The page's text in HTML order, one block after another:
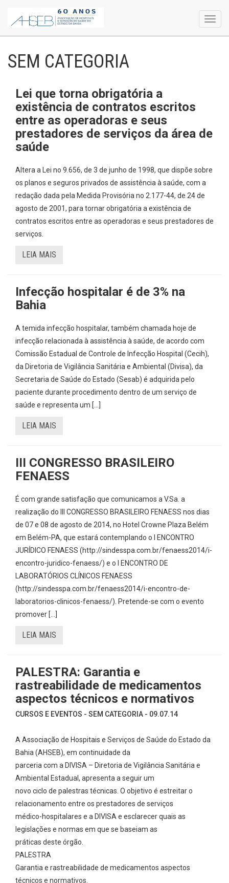
SEM CATEGORIA
Lei que torna obrigatória a
existência de contratos escritos
entre as operadoras e seus
prestadores de serviços da área de
saúde
Altera a Lei no 9.656, de 3 de junho de 1998, que dispõe sobre
os planos e seguros privados de assistência à saúde, com a
redação dada pela Medida Provisória no 2.177-44, de 24 de
agosto de 2001, para tornar obrigatória a existência de
contratos escritos entre as operadoras e seus prestadores de
serviços.
LEIA MAIS
Infecção hospitalar é de 3% na
Bahia
A temida infecção hospitalar, também chamada hoje de
infecção relacionada à assistência à saúde, de acordo com
Comissão Estadual de Controle de Infecção Hospital (Cecih),
da Diretoria de Vigilância Sanitária e Ambiental (Divisa), da
Secretaria de Saúde do Estado (Sesab) é adquirida pelo
paciente durante procedimento dentro de um serviço de
saúde e representa um […]
LEIA MAIS
III CONGRESSO BRASILEIRO
FENAESS
É com grande satisfação que comunicamos a V.Sa. a
realização do III CONGRESSO BRASILEIRO FENAESS nos dias
de 07 e 08 de agosto de 2014, no Hotel Crowne Plaza Belém
em Belém-PA, que estará contemplando o I ENCONTRO
JURÍDICO FENAESS (http://sindesspa.com.br/fenaess2014/i-
encontro-juridico-fenaess/) e o I ENCONTRO DE
LABORATÓRIOS CLÍNICOS FENAESS
(http://sindesspa.com.br/fenaess2014/i-encontro-de-
laboratorios-clinicos-fenaess/). Pretende-se com o evento
promover […]
LEIA MAIS
PALESTRA: Garantia e
rastreabilidade de medicamentos
aspectos técnicos e normativos
CURSOS E EVENTOS - SEM CATEGORIA - 09.07.14
A Associação de Hospitais e Serviços de Saúde do Estado da
Bahia (AHSEB), em continuidade da
parceria com a DIVISA – Diretoria de Vigilância Sanitária e
Ambiental Estadual, apresenta a seguir um
novo ciclo de palestras técnicas. O objetivo é estreitar o
relacionamento entre os prestadores de serviços
médico-hospitalares e a DIVISA e esclarecer quais as
legislações e normas em que se baseiam as
práticas deste órgão.
PALESTRA
Garantia e rastreabilidade de medicamentos aspectos
técnicos e normativos.